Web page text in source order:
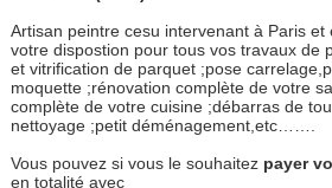
Artisan peintre cesu intervenant à Paris et
votre dispostion pour tous vos travaux de
et vitrification de parquet ;pose
moquette ;rénovation complète de votre
complète de votre cuisine ;débarras de
nettoyage ;petit déménagement,etc…….
Vous pouvez si vous le souhaitez payer
en totalité avec